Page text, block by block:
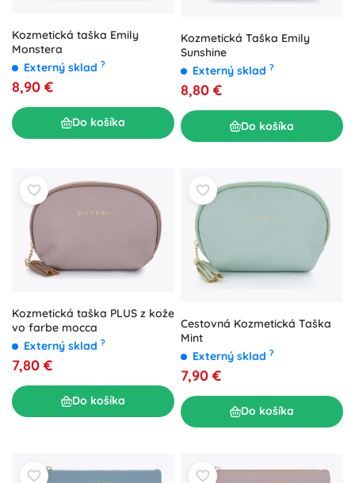
Kozmetická taška Emily
Monstera
Externý sklad ?
8,90 €
Do košíka
Kozmetická Taška Emily
Sunshine
Externý sklad ?
8,80 €
Do košíka
Kozmetická taška PLUS z kože
vo farbe mocca
Externý sklad ?
7,80 €
Do košíka
Cestovná Kozmetická Taška
Mint
Externý sklad ?
7,90 €
Do košíka